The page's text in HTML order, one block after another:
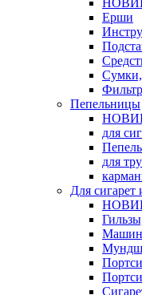
Ерши
Сумки,
Пепельницы
для
для
Для сигарет